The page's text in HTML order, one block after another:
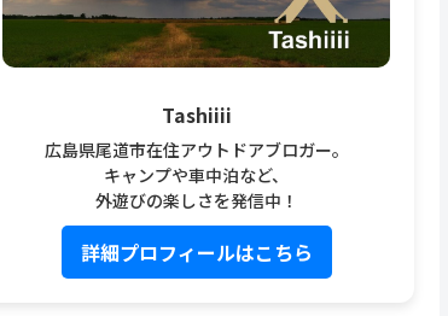
Tashiiii
広島県尾道市在住アウトドアブロガー。
キャンプや車中泊など、
外遊びの楽しさを発信中！
詳細プロフィールはこちら